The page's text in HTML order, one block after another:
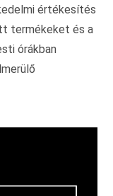
értékesítés
termékeket és a
órákban